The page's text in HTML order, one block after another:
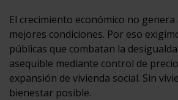
El crecimiento económico no
mejores condiciones. Por eso
públicas que combatan la
asequible mediante control de
expansión de vivienda social. Sin
bienestar posible.